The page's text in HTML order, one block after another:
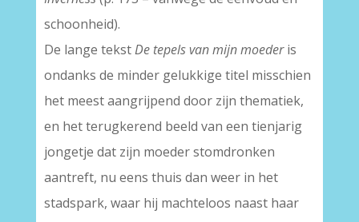
schoonheid).
De lange tekstDe tepels van mijn moederis
ondanks de minder gelukkige titel misschien
het meest aangrijpend door zijn thematiek,
en het terugkerend beeld van een tienjarig
jongetje dat zijn moeder stomdronken
aantreft, nu eens thuis dan weer in het
stadspark, waar hij machteloos naast haar